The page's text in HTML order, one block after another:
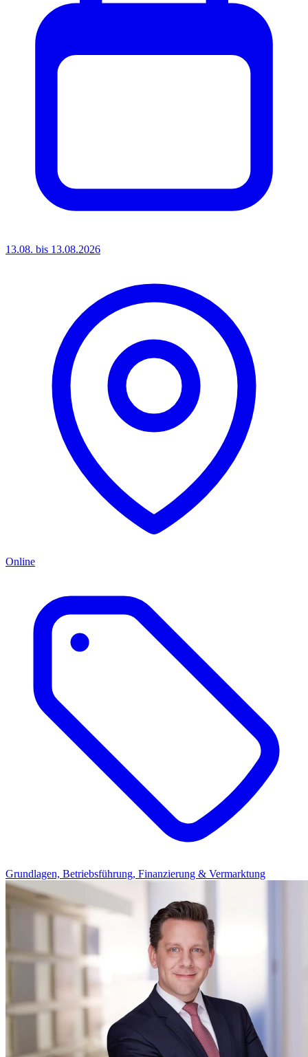
13.08. bis 13.08.2026
Online
Grundlagen, Betriebsführung, Finanzierung & Vermarktung